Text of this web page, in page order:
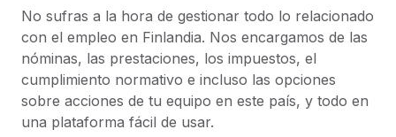
Nómina global
Gestiona las nóminas de forma sencilla y conforme a la
legalidad.
Employer of Record
Expándete en todo el mundo sin gastar en entidades.
COBERTURA MUNDIAL
Explorador de países
Consulta el soporte del empleo global según el país.
Explorador estatal de EE. UU.
Simplifica la contratación en todos los estados de EE.
Recursos
HERRAMIENTAS Y CALCULADORAS
Calculadora del riesgo de clasificación errónea
Consulta el riesgo de clasificación errónea por país.
Precios
No sufras a la hora de gestionar todo lo relacionado
con el empleo en Finlandia. Nos encargamos de las
nóminas, las prestaciones, los impuestos, el
cumplimiento normativo e incluso las opciones
sobre acciones de tu equipo en este país, y todo en
una plataforma fácil de usar.